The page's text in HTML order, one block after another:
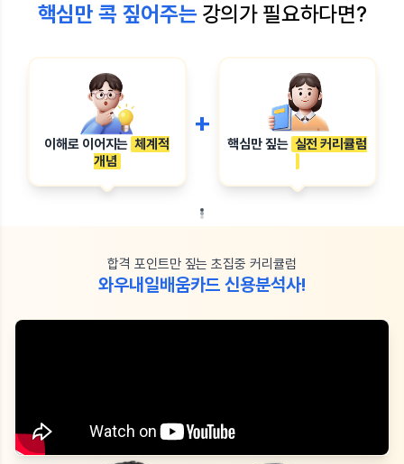
핵심만 콕 짚어주는 강의가 필요하다면?
이해로 이어지는 체계적
개념
+
핵심만 짚는 실전 커리큘럼
합격 포인트만 짚는 초집중 커리큘럼
와우내일배움카드 신용분석사!